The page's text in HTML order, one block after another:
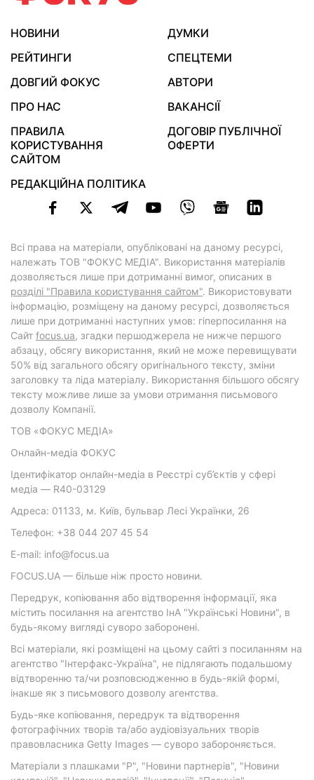
НОВИНИ
ДУМКИ
РЕЙТИНГИ
СПЕЦТЕМИ
ДОВГИЙ ФОКУС
АВТОРИ
ПРО НАС
ВАКАНСІЇ
ПРАВИЛА
КОРИСТУВАННЯ
САЙТОМ
ДОГОВІР ПУБЛІЧНОЇ
ОФЕРТИ
РЕДАКЦІЙНА ПОЛІТИКА
Всі права на матеріали, опубліковані на даному ресурсі,
належать ТОВ "ФОКУС МЕДІА". Використання матеріалів
дозволяється лише при дотриманні вимог, описаних в
розділі "Правила користування сайтом". Використовувати
інформацію, розміщену на даному ресурсі, дозволяється
лише при дотриманні наступних умов: гіперпосилання на
Cайт focus.ua, згадки першоджерела не нижче першого
абзацу, обсягу використання, який не може перевищувати
50% від загального обсягу оригінального тексту, зміни
заголовку та ліда матеріалу. Використання більшого обсягу
тексту можливе лише за умови отримання письмового
дозволу Компанії.
ТОВ «ФОКУС МЕДІА»
Онлайн-медіа ФОКУС
Ідентифікатор онлайн-медіа в Реєстрі суб’єктів у сфері
медіа — R40-03129
Адреса: 01133, м. Київ, бульвар Лесі Українки, 26
Телефон: +38 044 207 45 54
E-mail: info@focus.ua
FOCUS.UA — більше ніж просто новини.
Передрук, копіювання або відтворення інформації, яка
містить посилання на агентство ІнА "Українські Новини", в
будь-якому вигляді суворо заборонені.
Всі матеріали, які розміщені на цьому сайті з посиланням на
агентство "Інтерфакс-Україна", не підлягають подальшому
відтворенню та/чи розповсюдженню в будь-якій формі,
інакше як з письмового дозволу агентства.
Будь-яке копіювання, передрук та відтворення
фотографічних творів та/або аудіовізуальних творів
правовласника Getty Images — суворо забороняється.
Матеріали з плашками "Р", "Новини партнерів", "Новини